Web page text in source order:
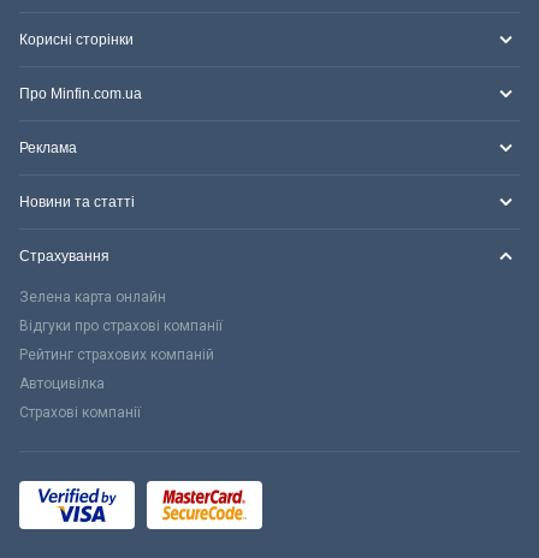
Корисні сторінки
Про Minfin.com.ua
Реклама
Новини та статті
Страхування
Зелена карта онлайн
Відгуки про страхові компанії
Рейтинг страхових компаній
Автоцивілка
Страхові компанії